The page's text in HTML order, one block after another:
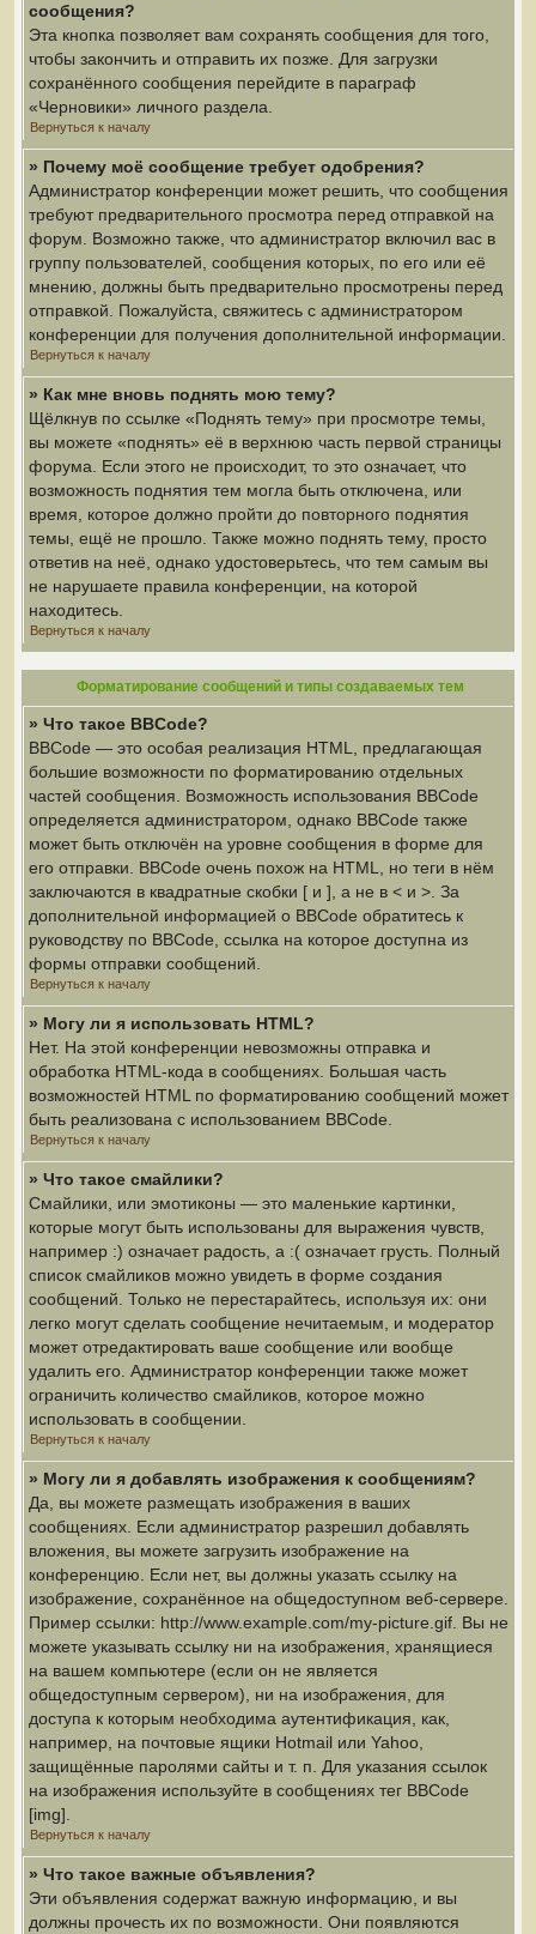
сообщения?
Эта кнопка позволяет вам сохранять сообщения для того,
чтобы закончить и отправить их позже. Для загрузки
сохранённого сообщения перейдите в параграф
«Черновики» личного раздела.
Вернуться к началу
» Почему моё сообщение требует одобрения?
Администратор конференции может решить, что сообщения
требуют предварительного просмотра перед отправкой на
форум. Возможно также, что администратор включил вас в
группу пользователей, сообщения которых, по его или её
мнению, должны быть предварительно просмотрены перед
отправкой. Пожалуйста, свяжитесь с администратором
конференции для получения дополнительной информации.
Вернуться к началу
» Как мне вновь поднять мою тему?
Щёлкнув по ссылке «Поднять тему» при просмотре темы,
вы можете «поднять» её в верхнюю часть первой страницы
форума. Если этого не происходит, то это означает, что
возможность поднятия тем могла быть отключена, или
время, которое должно пройти до повторного поднятия
темы, ещё не прошло. Также можно поднять тему, просто
ответив на неё, однако удостоверьтесь, что тем самым вы
не нарушаете правила конференции, на которой
находитесь.
Вернуться к началу
Форматирование сообщений и типы создаваемых тем
» Что такое BBCode?
BBCode — это особая реализация HTML, предлагающая
большие возможности по форматированию отдельных
частей сообщения. Возможность использования BBCode
определяется администратором, однако BBCode также
может быть отключён на уровне сообщения в форме для
его отправки. BBCode очень похож на HTML, но теги в нём
заключаются в квадратные скобки [ и ], а не в < и >. За
дополнительной информацией о BBCode обратитесь к
руководству по BBCode, ссылка на которое доступна из
формы отправки сообщений.
Вернуться к началу
» Могу ли я использовать HTML?
Нет. На этой конференции невозможны отправка и
обработка HTML-кода в сообщениях. Большая часть
возможностей HTML по форматированию сообщений может
быть реализована с использованием BBCode.
Вернуться к началу
» Что такое смайлики?
Смайлики, или эмотиконы — это маленькие картинки,
которые могут быть использованы для выражения чувств,
например :) означает радость, а :( означает грусть. Полный
список смайликов можно увидеть в форме создания
сообщений. Только не перестарайтесь, используя их: они
легко могут сделать сообщение нечитаемым, и модератор
может отредактировать ваше сообщение или вообще
удалить его. Администратор конференции также может
ограничить количество смайликов, которое можно
использовать в сообщении.
Вернуться к началу
» Могу ли я добавлять изображения к сообщениям?
Да, вы можете размещать изображения в ваших
сообщениях. Если администратор разрешил добавлять
вложения, вы можете загрузить изображение на
конференцию. Если нет, вы должны указать ссылку на
изображение, сохранённое на общедоступном веб-сервере.
Пример ссылки: http://www.example.com/my-picture.gif. Вы не
можете указывать ссылку ни на изображения, хранящиеся
на вашем компьютере (если он не является
общедоступным сервером), ни на изображения, для
доступа к которым необходима аутентификация, как,
например, на почтовые ящики Hotmail или Yahoo,
защищённые паролями сайты и т. п. Для указания ссылок
на изображения используйте в сообщениях тег BBCode
[img].
Вернуться к началу
» Что такое важные объявления?
Эти объявления содержат важную информацию, и вы
должны прочесть их по возможности. Они появляются